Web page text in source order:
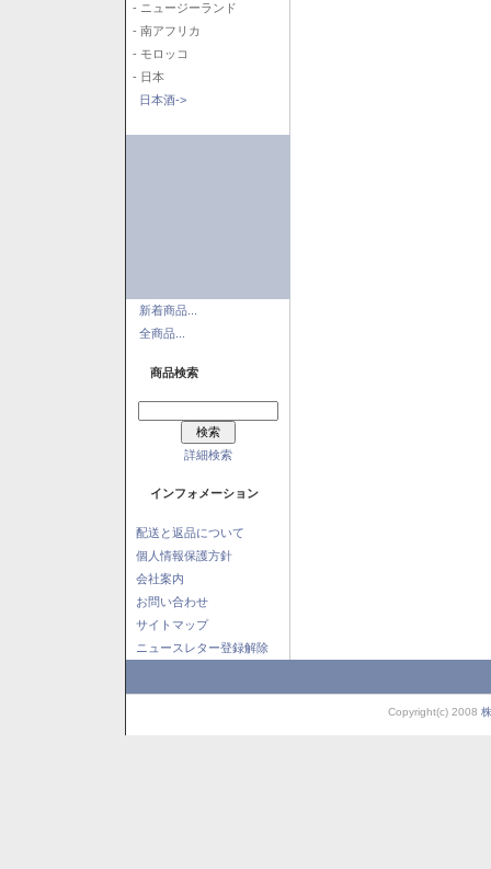
- ニュージーランド
- 南アフリカ
- モロッコ
- 日本
日本酒->
新着商品...
全商品...
商品検索
詳細検索
インフォメーション
配送と返品について
個人情報保護方針
会社案内
お問い合わせ
サイトマップ
ニュースレター登録解除
Copyright(c) 2008